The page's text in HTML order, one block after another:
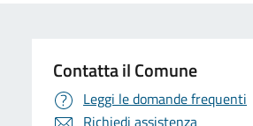
Contatta il Comune
Leggi le domande frequenti